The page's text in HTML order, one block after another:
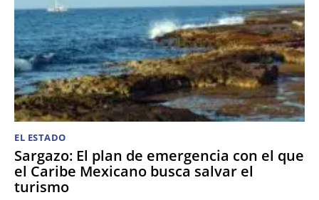
EL ESTADO
Sargazo: El plan de emergencia con el que
el Caribe Mexicano busca salvar el
turismo